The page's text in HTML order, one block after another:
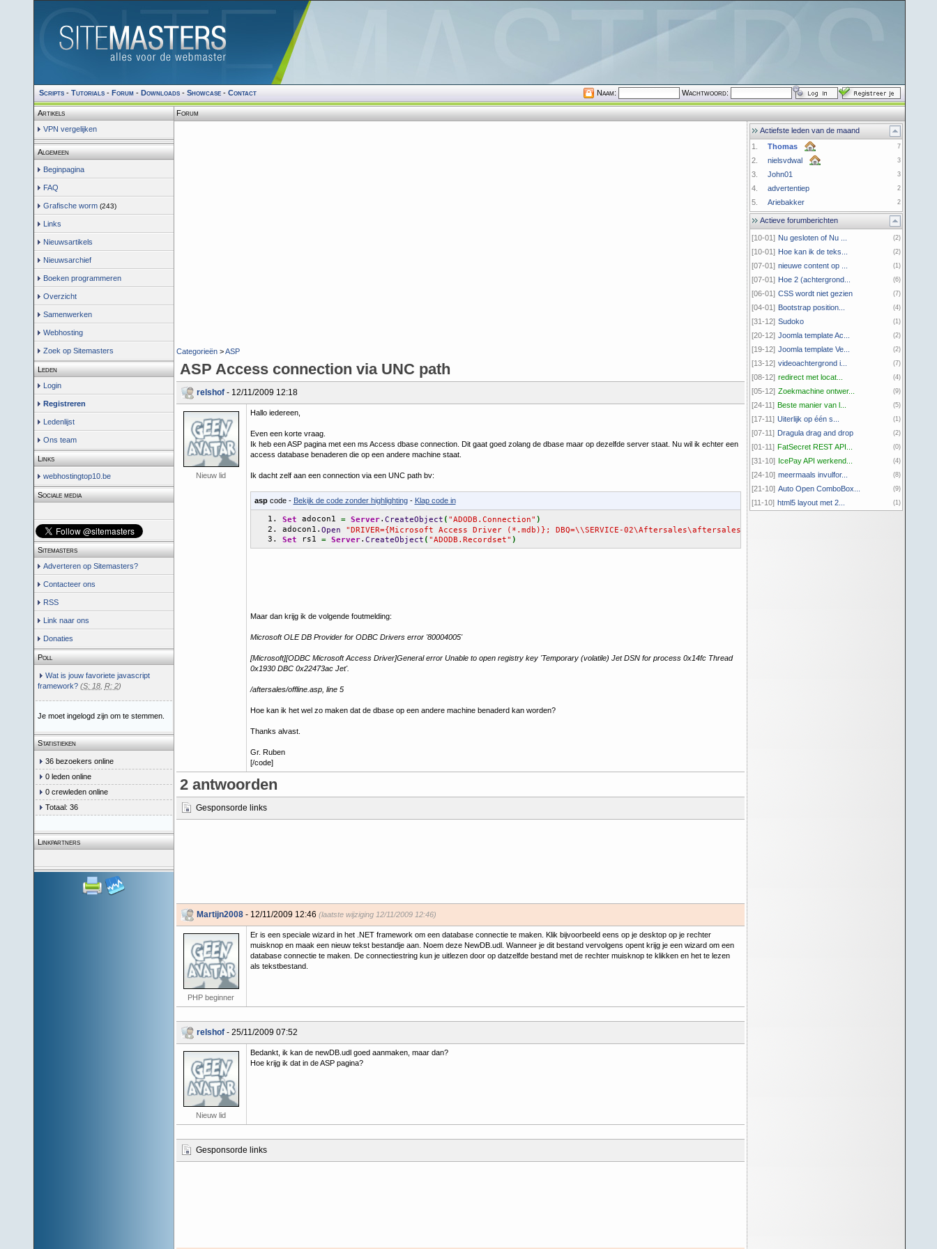
Scripts- Tutorials- Forum- Downloads- Showcase- Contact Naam: Wachtwoord:
Artikels
VPN vergelijken
Algemeen
Beginpagina
FAQ
Grafische worm (243)
Links
Nieuwsartikels
Nieuwsarchief
Boeken programmeren
Overzicht
Samenwerken
Webhosting
Zoek op Sitemasters
Leden
Login
Registreren
Ledenlijst
Ons team
Links
webhostingtop10.be
Sociale media
Sitemasters
Adverteren op Sitemasters?
Contacteer ons
RSS
Link naar ons
Donaties
Poll
Wat is jouw favoriete javascript
framework? (S: 18, R: 2)
Je moet ingelogd zijn om te stemmen.
Statistieken
36 bezoekers online
0 leden online
0 crewleden online
Totaal: 36
Linkpartners
Forum
Categorieën>ASP
ASP Access connection via UNC path
relshof- 12/11/2009 12:18
Nieuw lid
Hallo iedereen,
Even een korte vraag.
Ik heb een ASP pagina met een ms Access dbase connection. Dit gaat goed zolang de dbase maar op dezelfde server staat. Nu wil ik echter een
access database benaderen die op een andere machine staat.
Ik dacht zelf aan een connection via een UNC path bv:
aspcode - Bekijk de code zonder highlighting- Klap code in
Set adocon1 = Server. CreateObject ( "ADODB.Connection" )
adocon1. Open
"DRIVER={Microsoft Access Driver (*.mdb)}; DBQ=\\SERVICE-02\Aftersales\aftersales.mdb"
Set rs1 = Server. CreateObject ( "ADODB.Recordset" )
Maar dan krijg ik de volgende foutmelding:
Microsoft OLE DB Provider for ODBC Drivers error '80004005'
[Microsoft][ODBC Microsoft Access Driver]General error Unable to open registry key 'Temporary (volatile) Jet DSN for process 0x14fc Thread
0x1930 DBC 0x22473ac Jet'.
/aftersales/offline.asp, line 5
Hoe kan ik het wel zo maken dat de dbase op een andere machine benaderd kan worden?
Thanks alvast.
Gr. Ruben
[/code]
2 antwoorden
Gesponsorde links
Martijn2008- 12/11/2009 12:46 (laatste wijziging 12/11/2009 12:46)
PHP beginner
Er is een speciale wizard in het .NET framework om een database connectie te maken. Klik bijvoorbeeld eens op je desktop op je rechter
muisknop en maak een nieuw tekst bestandje aan. Noem deze NewDB.udl. Wanneer je dit bestand vervolgens opent krijg je een wizard om een
database connectie te maken. De connectiestring kun je uitlezen door op datzelfde bestand met de rechter muisknop te klikken en het te lezen
als tekstbestand.
relshof- 25/11/2009 07:52
Nieuw lid
Bedankt, ik kan de newDB.udl goed aanmaken, maar dan?
Hoe krijg ik dat in de ASP pagina?
Gesponsorde links
Actiefste leden van de maand
1.
Thomas 7
2. nielsvdwal 3
3. John01 3
4. advertentiep 2
5. Ariebakker 2
Actieve forumberichten
[10-01] Nu gesloten of Nu ... (2)
[10-01] Hoe kan ik de teks... (2)
[07-01] nieuwe content op ... (1)
[07-01] Hoe 2 (achtergrond... (6)
[06-01] CSS wordt niet gezien (7)
[04-01] Bootstrap position... (4)
[31-12] Sudoko (1)
[20-12] Joomla template Ac... (2)
[19-12] Joomla template Ve... (2)
[13-12] videoachtergrond i... (7)
[08-12] redirect met locat... (4)
[05-12] Zoekmachine ontwer... (9)
[24-11] Beste manier van l... (5)
[17-11] Uiterlijk op één s... (1)
[07-11] Dragula drag and drop (2)
[01-11] FatSecret REST API... (0)
[31-10] IcePay API werkend... (4)
[24-10] meermaals invulfor... (8)
[21-10] Auto Open ComboBox... (9)
[11-10] html5 layout met 2... (1)